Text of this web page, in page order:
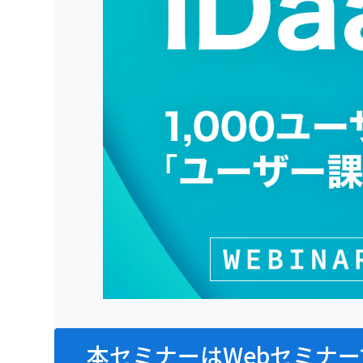
本セミナーはWebセミナ